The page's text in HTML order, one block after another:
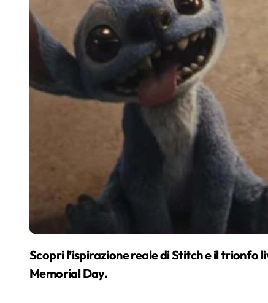
Scopri l’ispirazione reale di Stitch e il trionfo live action: oltre 1 miliardo incassati e record al
Memorial Day.